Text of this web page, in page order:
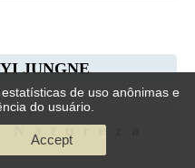
JUNGNE
Natureza
de uso anônimas e
do usuário.
Accept